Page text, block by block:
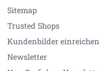
Sitemap
Trusted Shops
Kundenbilder einreichen
Newsletter